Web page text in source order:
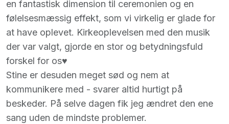
en fantastisk dimension til ceremonien og en
følelsesmæssig effekt, som vi virkelig er glade for
at have oplevet. Kirkeoplevelsen med den musik
der var valgt, gjorde en stor og betydningsfuld
forskel for os♥️
Stine er desuden meget sød og nem at
kommunikere med - svarer altid hurtigt på
beskeder. På selve dagen fik jeg ændret den ene
sang uden de mindste problemer.